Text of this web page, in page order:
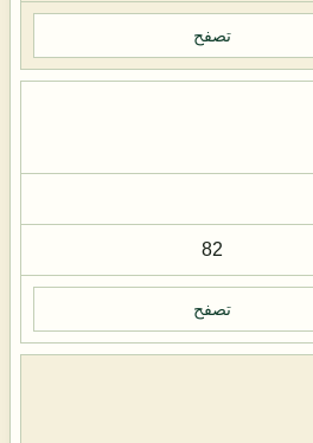
تصفح
82
تصفح